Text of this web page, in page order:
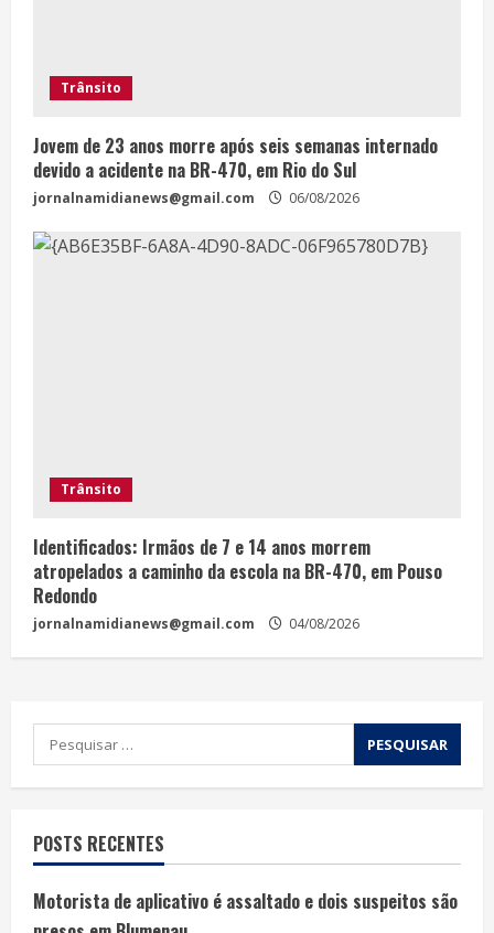
Trânsito
Jovem de 23 anos morre após seis semanas internado
devido a acidente na BR-470, em Rio do Sul
jornalnamidianews@gmail.com 06/08/2026
Trânsito
Identificados: Irmãos de 7 e 14 anos morrem
atropelados a caminho da escola na BR-470, em Pouso
Redondo
jornalnamidianews@gmail.com 04/08/2026
POSTS RECENTES
Motorista de aplicativo é assaltado e dois suspeitos são